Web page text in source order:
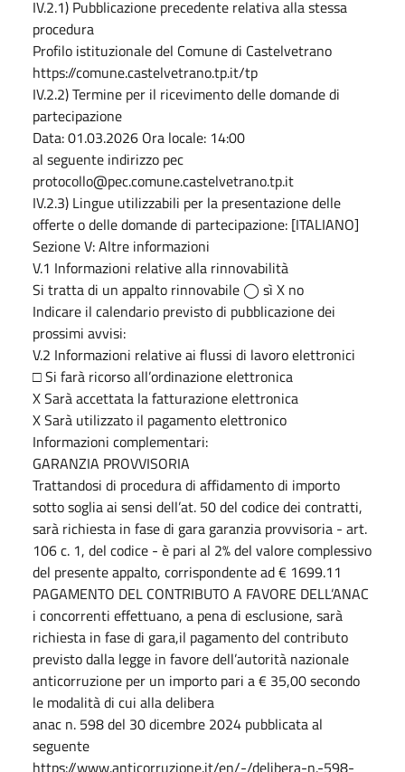
IV.2.1) Pubblicazione precedente relativa alla stessa
procedura
Profilo istituzionale del Comune di Castelvetrano
https://comune.castelvetrano.tp.it/tp
IV.2.2) Termine per il ricevimento delle domande di
partecipazione
Data: 01.03.2026 Ora locale: 14:00
al seguente indirizzo pec
protocollo@pec.comune.castelvetrano.tp.it
IV.2.3) Lingue utilizzabili per la presentazione delle
offerte o delle domande di partecipazione: [ITALIANO]
Sezione V: Altre informazioni
V.1 Informazioni relative alla rinnovabilità
Si tratta di un appalto rinnovabile ◯ sì X no
Indicare il calendario previsto di pubblicazione dei
prossimi avvisi:
V.2 Informazioni relative ai flussi di lavoro elettronici
□ Si farà ricorso all’ordinazione elettronica
X Sarà accettata la fatturazione elettronica
X Sarà utilizzato il pagamento elettronico
Informazioni complementari:
GARANZIA PROVVISORIA
Trattandosi di procedura di affidamento di importo
sotto soglia ai sensi dell’at. 50 del codice dei contratti,
sarà richiesta in fase di gara garanzia provvisoria - art.
106 c. 1, del codice - è pari al 2% del valore complessivo
del presente appalto, corrispondente ad € 1699.11
PAGAMENTO DEL CONTRIBUTO A FAVORE DELL’ANAC
i concorrenti effettuano, a pena di esclusione, sarà
richiesta in fase di gara,il pagamento del contributo
previsto dalla legge in favore dell’autorità nazionale
anticorruzione per un importo pari a € 35,00 secondo
le modalità di cui alla delibera
anac n. 598 del 30 dicembre 2024 pubblicata al
seguente
https://www.anticorruzione.it/en/-/delibera-n.-598-